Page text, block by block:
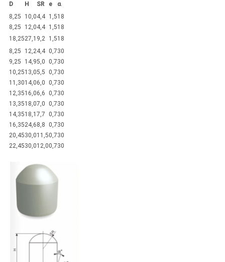
D
H SR e α.
8,25
10,04,4 1,518
8,25
12,04,4 1,518
18,2527,1 9,2 1,518
8,25
12,24,4 0,730
9,25
14,95,0 0,730
10,2513,05,5 0,730
11,3014,06,0 0,730
12,3516,06,6 0,730
13,3518,07,0 0,730
14,3518,1 7,7 0,730
16,3524,68,8 0,730
20,4530,011,50,730
22,4530,012,00,730